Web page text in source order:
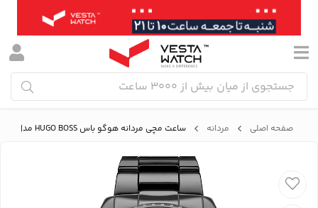
صفحه اصلی مردانه ساعت مچی مردانه هوگو باس HUGO BOSS مدل B1513743